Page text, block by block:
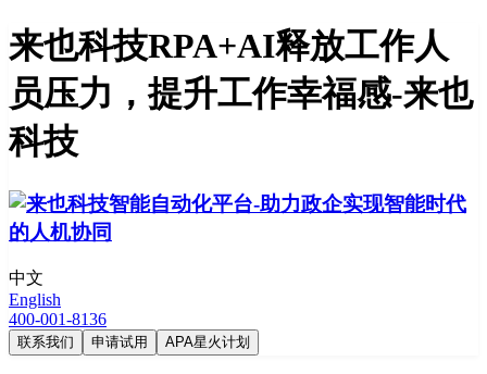
来也科技RPA+AI释放工作人
员压力，提升工作幸福感-来也
科技
中文
English
400-001-8136
联系我们 申请试用 APA星火计划